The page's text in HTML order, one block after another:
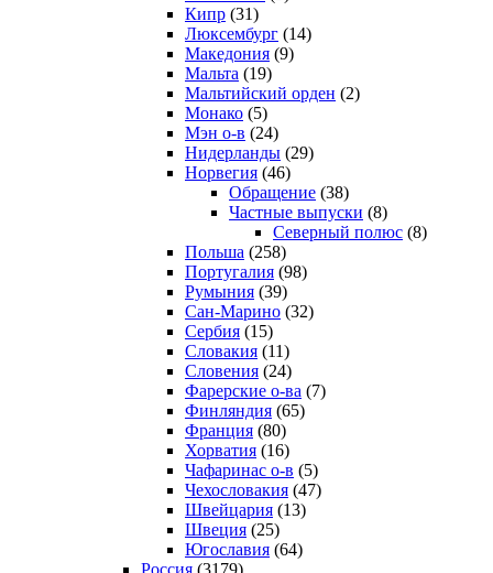
Кипр (31)
Люксембург (14)
Македония (9)
Мальта (19)
Мальтийский орден (2)
Монако (5)
Мэн о-в (24)
Нидерланды (29)
Норвегия (46)
Обращение (38)
Частные выпуски (8)
Северный полюс (8)
Польша (258)
Португалия (98)
Румыния (39)
Сан-Марино (32)
Сербия (15)
Словакия (11)
Словения (24)
Фарерские о-ва (7)
Финляндия (65)
Франция (80)
Хорватия (16)
Чафаринас о-в (5)
Чехословакия (47)
Швейцария (13)
Швеция (25)
Югославия (64)
Россия (3179)